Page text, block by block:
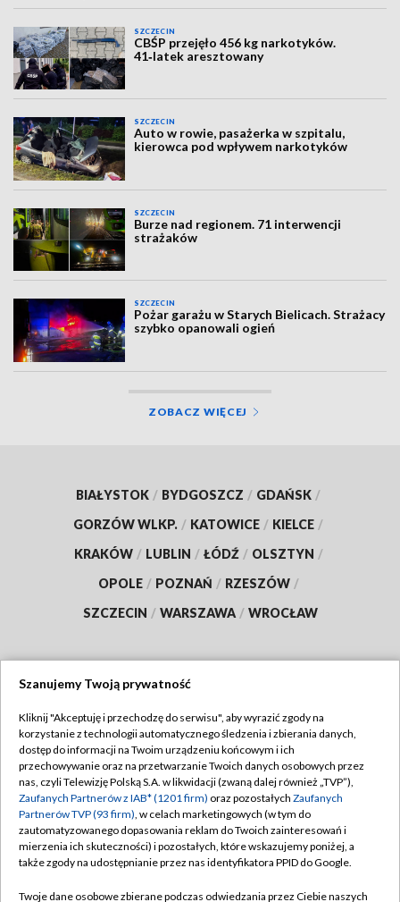
SZCZECIN
CBŚP przejęło 456 kg narkotyków.
41‑latek aresztowany
SZCZECIN
Auto w rowie, pasażerka w szpitalu,
kierowca pod wpływem narkotyków
SZCZECIN
Burze nad regionem. 71 interwencji
strażaków
SZCZECIN
Pożar garażu w Starych Bielicach. Strażacy
szybko opanowali ogień
ZOBACZ WIĘCEJ
BIAŁYSTOK / BYDGOSZCZ / GDAŃSK /
GORZÓW WLKP. / KATOWICE / KIELCE /
KRAKÓW / LUBLIN / ŁÓDŹ / OLSZTYN /
OPOLE / POZNAŃ / RZESZÓW /
SZCZECIN / WARSZAWA / WROCŁAW
TVP
Abonament TVP
Emisja w TVP
Centrum informacji TVP
Naziemna Telewizja Cyfrowa
Regulamin TVP
Polityka prywatności
Moje zgody
Pomoc
Szanujemy Twoją prywatność
Kliknij "Akceptuję i przechodzę do serwisu", aby wyrazić zgody na
korzystanie z technologii automatycznego śledzenia i zbierania danych,
dostęp do informacji na Twoim urządzeniu końcowym i ich
przechowywanie oraz na przetwarzanie Twoich danych osobowych przez
nas, czyli Telewizję Polską S.A. w likwidacji (zwaną dalej również „TVP”),
Zaufanych Partnerów z IAB* (1201 firm) oraz pozostałych Zaufanych
Partnerów TVP (93 firm), w celach marketingowych (w tym do
zautomatyzowanego dopasowania reklam do Twoich zainteresowań i
mierzenia ich skuteczności) i pozostałych, które wskazujemy poniżej, a
także zgody na udostępnianie przez nas identyfikatora PPID do Google.
Twoje dane osobowe zbierane podczas odwiedzania przez Ciebie naszych